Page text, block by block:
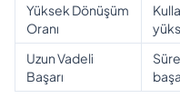
Yüksek Dönüşüm
Oranı
Uzun Vadeli
Başarı